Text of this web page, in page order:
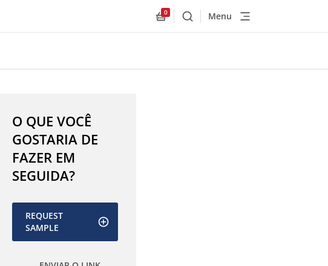
Allnex.GeneralResources.Cart
0
BuscarMenu
O QUE VOCÊ
GOSTARIA DE
FAZER EM
SEGUIDA?
REQUEST
SAMPLE